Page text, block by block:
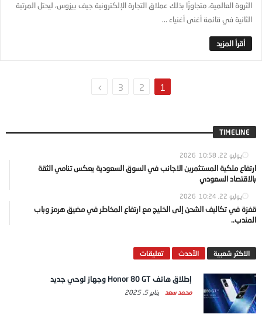
الثروة العالمية، متجاوزًا بذلك عملاق التجارة الإلكترونية جيف بيزوس، ليحتل المرتبة
الثانية في قائمة أغنى أغنياء ...
1
2
3
TIMELINE
يوليو 22, 2026 10:58
ارتفاع ملكية المستثمرين الاجانب في السوق السعودية يعكس تنامي الثقة
بالاقتصاد السعودي
يوليو 22, 2026 10:24
قفزة في تكاليف الشحن إلى الخليج مع ارتفاع المخاطر في مضيق هرمز وباب
المندب..
الاكثر شعبية الآحدث تعليقات
إطلاق هاتف Honor 80 GT وجهاز لوحي جديد
محمد سعد يناير 5, 2025